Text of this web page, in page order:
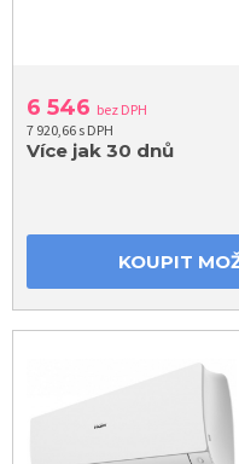
6 546 bez DPH
7 920,66 s DPH
Více jak 30 dnů
KOUPIT